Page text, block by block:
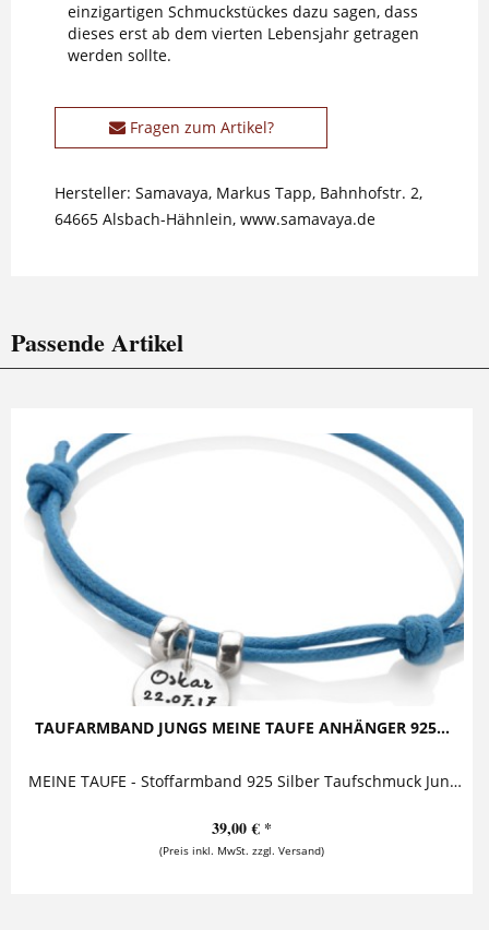
einzigartigen Schmuckstückes dazu sagen, dass
dieses erst ab dem vierten Lebensjahr getragen
werden sollte.
Fragen zum Artikel?
Hersteller: Samavaya, Markus Tapp, Bahnhofstr. 2,
64665 Alsbach-Hähnlein, www.samavaya.de
Passende Artikel
TAUFARMBAND JUNGS MEINE TAUFE ANHÄNGER 925...
MEINE TAUFE - Stoffarmband 925 Silber Taufschmuck Junge Dieses niedliche Armband zur Taufe besteht aus einem personalisierten Anhänger an...
39,00 € *
(Preis inkl. MwSt. zzgl. Versand)